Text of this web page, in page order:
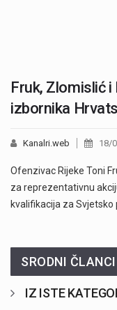
Fruk, Zlomislić
izbornika
Kanalri.web 18/
Ofenzivac Rijeke Toni
za reprezentativnu
kvalifikacija za Svjetsko
SRODNI ČLANCI
IZ ISTE